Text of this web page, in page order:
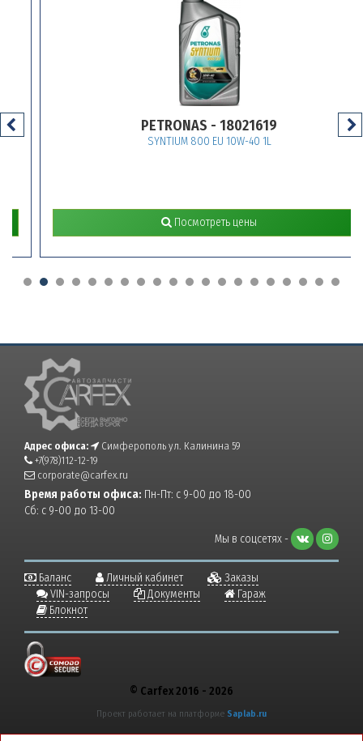
PETRONAS - 18021619
SYNTIUM 800 EU 10W-40 1L
Посмотреть цены
Адрес офиса:
Симферополь ул. Калинина 59
+7(978)112-12-19
corporate@carfex.ru
Время работы офиса: Пн-Пт: с 9-00 до 18-00
Сб: с 9-00 до 13-00
Мы в соцсетях -
Баланс Личный кабинет
Заказы
VIN-запросы
Документы
Гараж
Блокнот
© Carfex 2016 - 2026
Проект работает на платформе Saplab.ru